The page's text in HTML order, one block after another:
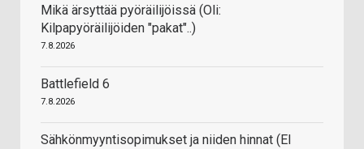
Mikä ärsyttää pyöräilijöissä (Oli:
Kilpapyöräilijöiden "pakat"..)
7.8.2026
Battlefield 6
7.8.2026
Sähkönmyyntisopimukset ja niiden hinnat (EI